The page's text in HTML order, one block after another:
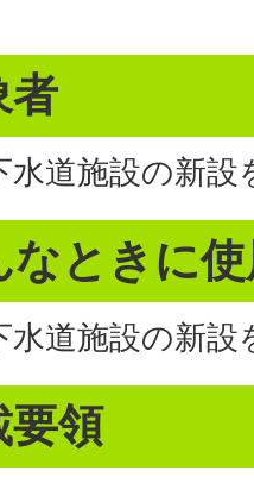
者
水道施設の新
なときに
水道施設の新設
要領